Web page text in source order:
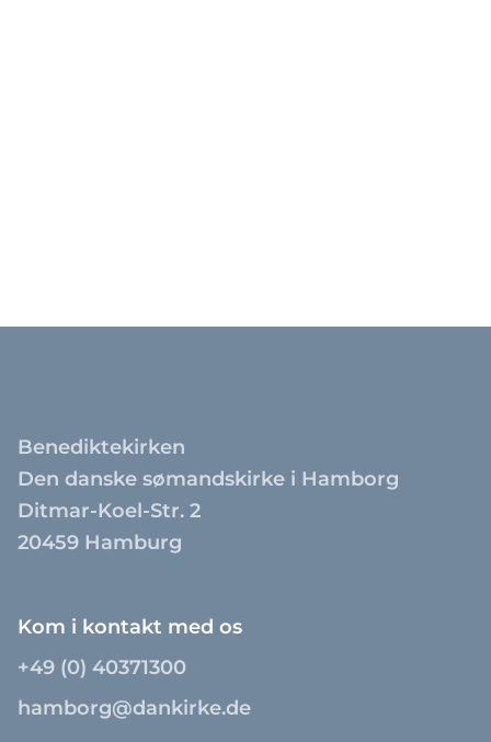
Benediktekirken
Den danske sømandskirke i Hamborg
Ditmar-Koel-Str. 2
20459 Hamburg
Kom i kontakt med os
+49 (0) 40371300
hamborg@dankirke.de